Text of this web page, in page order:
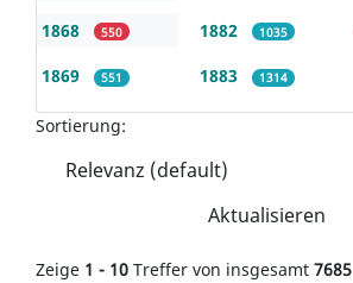
1868 550
1869 551
1882 1035
1883 1314
Sortierung:
Aktualisieren
Zeige 1 - 10 Treffer von insgesamt 7685